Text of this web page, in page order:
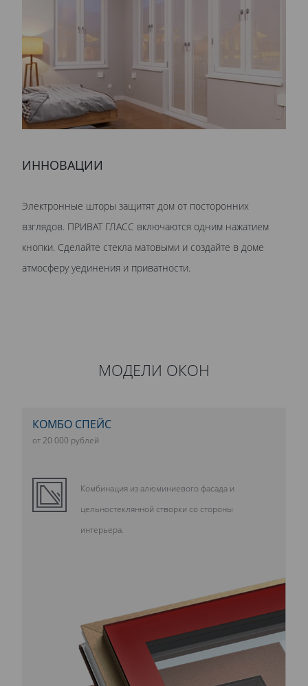
ИННОВАЦИИ
Электронные шторы защитят дом от посторонних
взглядов. ПРИВАТ ГЛАСС включаются одним нажатием
кнопки. Сделайте стекла матовыми и создайте в доме
атмосферу уединения и приватности.
МОДЕЛИ ОКОН
КОМБО СПЕЙС
от 20 000 рублей
Комбинация из алюминиевого фасада и
цельностеклянной створки со стороны
интерьера.